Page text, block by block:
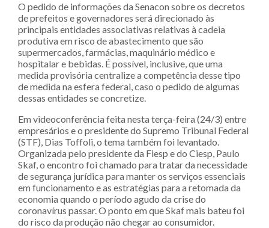
O pedido de informações da Senacon sobre os decretos
de prefeitos e governadores será direcionado às
principais entidades associativas relativas à cadeia
produtiva em risco de abastecimento que são
supermercados, farmácias, maquinário médico e
hospitalar e bebidas. É possível, inclusive, que uma
medida provisória centralize a competência desse tipo
de medida na esfera federal, caso o pedido de algumas
dessas entidades se concretize.
Em videoconferência feita nesta terça-feira (24/3) entre
empresários e o presidente do Supremo Tribunal Federal
(STF), Dias Toffoli, o tema também foi levantado.
Organizada pelo presidente da Fiesp e do Ciesp, Paulo
Skaf, o encontro foi chamado para tratar da necessidade
de segurança jurídica para manter os serviços essenciais
em funcionamento e as estratégias para a retomada da
economia quando o período agudo da crise do
coronavírus passar. O ponto em que Skaf mais bateu foi
do risco da produção não chegar ao consumidor.